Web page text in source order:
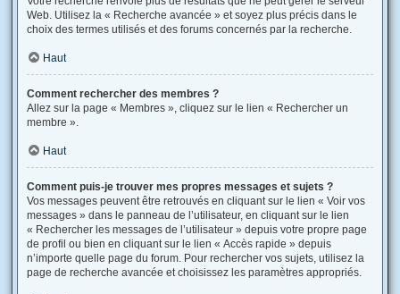
Web. Utilisez la « Recherche avancée » et soyez plus précis dans le
choix des termes utilisés et des forums concernés par la recherche.
Haut
Comment rechercher des membres ?
Allez sur la page « Membres », cliquez sur le lien « Rechercher un
membre ».
Haut
Comment puis-je trouver mes propres messages et sujets ?
Vos messages peuvent être retrouvés en cliquant sur le lien « Voir vos
messages » dans le panneau de l’utilisateur, en cliquant sur le lien
« Rechercher les messages de l’utilisateur » depuis votre propre page
de profil ou bien en cliquant sur le lien « Accès rapide » depuis
n’importe quelle page du forum. Pour rechercher vos sujets, utilisez la
page de recherche avancée et choisissez les paramètres appropriés.